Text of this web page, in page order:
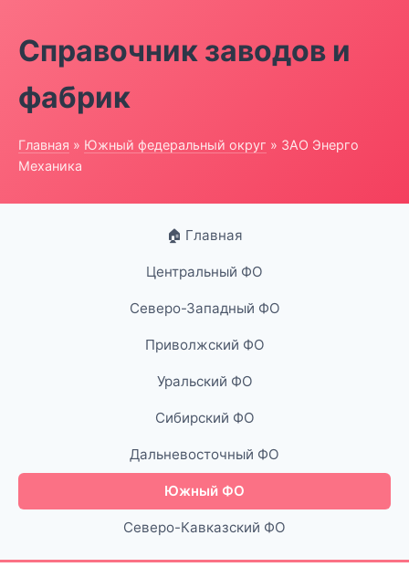
Справочник заводов и
фабрик
Главная » Южный федеральный округ » ЗАО Энерго
Механика
🏠 Главная
Центральный ФО
Северо-Западный ФО
Приволжский ФО
Уральский ФО
Сибирский ФО
Дальневосточный ФО
Южный ФО
Северо-Кавказский ФО